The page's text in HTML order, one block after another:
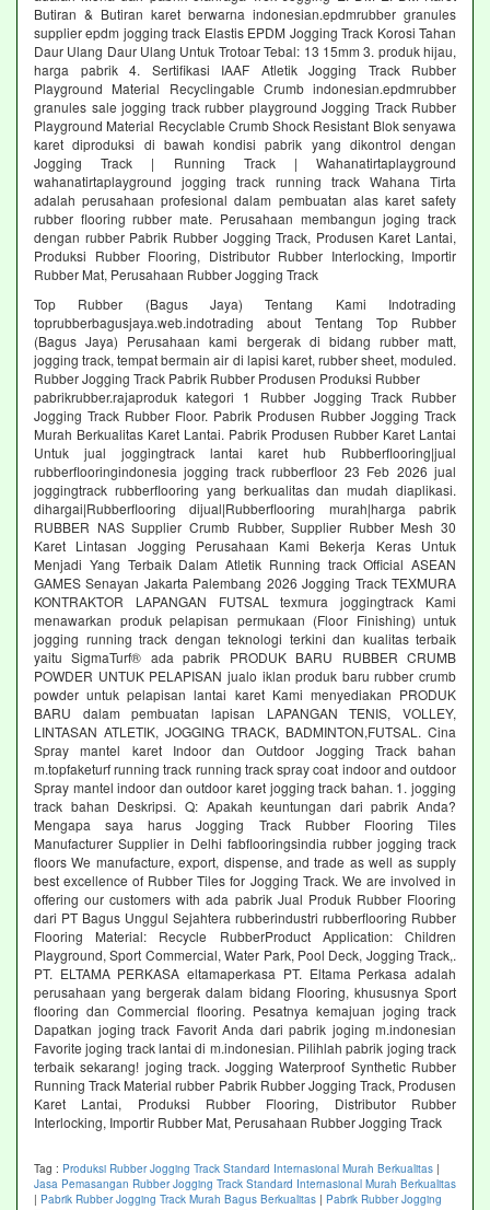
Butiran & Butiran karet berwarna indonesian.epdmrubber granules
supplier epdm jogging track Elastis EPDM Jogging Track Korosi Tahan
Daur Ulang Daur Ulang Untuk Trotoar Tebal: 13 15mm 3. produk hijau,
harga pabrik 4. Sertifikasi IAAF Atletik Jogging Track Rubber
Playground Material Recyclingable Crumb indonesian.epdmrubber
granules sale jogging track rubber playground Jogging Track Rubber
Playground Material Recyclable Crumb Shock Resistant Blok senyawa
karet diproduksi di bawah kondisi pabrik yang dikontrol dengan
Jogging Track | Running Track | Wahanatirtaplayground
wahanatirtaplayground jogging track running track Wahana Tirta
adalah perusahaan profesional dalam pembuatan alas karet safety
rubber flooring rubber mate. Perusahaan membangun joging track
dengan rubber Pabrik Rubber Jogging Track, Produsen Karet Lantai,
Produksi Rubber Flooring, Distributor Rubber Interlocking, Importir
Rubber Mat, Perusahaan Rubber Jogging Track
Top Rubber (Bagus Jaya) Tentang Kami Indotrading
toprubberbagusjaya.web.indotrading about Tentang Top Rubber
(Bagus Jaya) Perusahaan kami bergerak di bidang rubber matt,
jogging track, tempat bermain air di lapisi karet, rubber sheet, moduled.
Rubber Jogging Track Pabrik Rubber Produsen Produksi Rubber
pabrikrubber.rajaproduk kategori 1 Rubber Jogging Track Rubber
Jogging Track Rubber Floor. Pabrik Produsen Rubber Jogging Track
Murah Berkualitas Karet Lantai. Pabrik Produsen Rubber Karet Lantai
Untuk jual joggingtrack lantai karet hub Rubberflooring|jual
rubberflooringindonesia jogging track rubberfloor 23 Feb 2026 jual
joggingtrack rubberflooring yang berkualitas dan mudah diaplikasi.
dihargai|Rubberflooring dijual|Rubberflooring murah|harga pabrik
RUBBER NAS Supplier Crumb Rubber, Supplier Rubber Mesh 30
Karet Lintasan Jogging Perusahaan Kami Bekerja Keras Untuk
Menjadi Yang Terbaik Dalam Atletik Running track Official ASEAN
GAMES Senayan Jakarta Palembang 2026 Jogging Track TEXMURA
KONTRAKTOR LAPANGAN FUTSAL texmura joggingtrack Kami
menawarkan produk pelapisan permukaan (Floor Finishing) untuk
jogging running track dengan teknologi terkini dan kualitas terbaik
yaitu SigmaTurf® ada pabrik PRODUK BARU RUBBER CRUMB
POWDER UNTUK PELAPISAN jualo iklan produk baru rubber crumb
powder untuk pelapisan lantai karet Kami menyediakan PRODUK
BARU dalam pembuatan lapisan LAPANGAN TENIS, VOLLEY,
LINTASAN ATLETIK, JOGGING TRACK, BADMINTON,FUTSAL. Cina
Spray mantel karet Indoor dan Outdoor Jogging Track bahan
m.topfaketurf running track running track spray coat indoor and outdoor
Spray mantel indoor dan outdoor karet jogging track bahan. 1. jogging
track bahan Deskripsi. Q: Apakah keuntungan dari pabrik Anda?
Mengapa saya harus Jogging Track Rubber Flooring Tiles
Manufacturer Supplier in Delhi fabflooringsindia rubber jogging track
floors We manufacture, export, dispense, and trade as well as supply
best excellence of Rubber Tiles for Jogging Track. We are involved in
offering our customers with ada pabrik Jual Produk Rubber Flooring
dari PT Bagus Unggul Sejahtera rubberindustri rubberflooring Rubber
Flooring Material: Recycle RubberProduct Application: Children
Playground, Sport Commercial, Water Park, Pool Deck, Jogging Track,.
PT. ELTAMA PERKASA eltamaperkasa PT. Eltama Perkasa adalah
perusahaan yang bergerak dalam bidang Flooring, khususnya Sport
flooring dan Commercial flooring. Pesatnya kemajuan joging track
Dapatkan joging track Favorit Anda dari pabrik joging m.indonesian
Favorite joging track lantai di m.indonesian. Pilihlah pabrik joging track
terbaik sekarang! joging track. Jogging Waterproof Synthetic Rubber
Running Track Material rubber Pabrik Rubber Jogging Track, Produsen
Karet Lantai, Produksi Rubber Flooring, Distributor Rubber
Interlocking, Importir Rubber Mat, Perusahaan Rubber Jogging Track
Tag : Produksi Rubber Jogging Track Standard Internasional Murah Berkualitas |
Jasa Pemasangan Rubber Jogging Track Standard Internasional Murah Berkualitas
| Pabrik Rubber Jogging Track Murah Bagus Berkualitas | Pabrik Rubber Jogging